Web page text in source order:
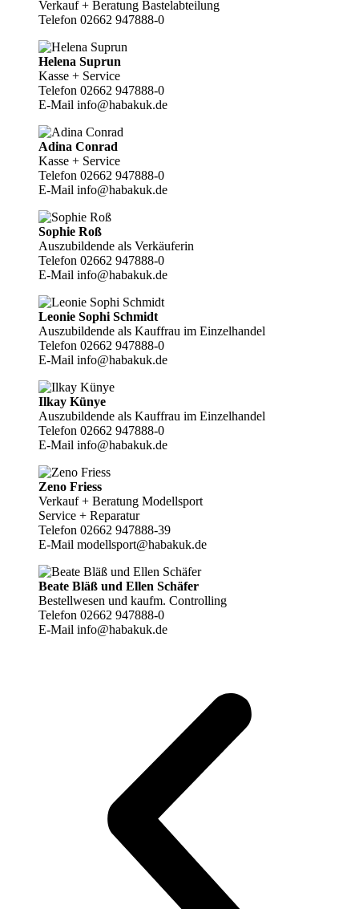
Verkauf + Beratung Bastelabteilung
Telefon 02662 947888-0
Helena Suprun
Kasse + Service
Telefon 02662 947888-0
E-Mail info@habakuk.de
Adina Conrad
Kasse + Service
Telefon 02662 947888-0
E-Mail info@habakuk.de
Sophie Roß
Auszubildende als Verkäuferin
Telefon 02662 947888-0
E-Mail info@habakuk.de
Leonie Sophi Schmidt
Auszubildende als Kauffrau im Einzelhandel
Telefon 02662 947888-0
E-Mail info@habakuk.de
Ilkay Künye
Auszubildende als Kauffrau im Einzelhandel
Telefon 02662 947888-0
E-Mail info@habakuk.de
Zeno Friess
Verkauf + Beratung Modellsport
Service + Reparatur
Telefon 02662 947888-39
E-Mail modellsport@habakuk.de
Beate Bläß und Ellen Schäfer
Bestellwesen und kaufm. Controlling
Telefon 02662 947888-0
E-Mail info@habakuk.de